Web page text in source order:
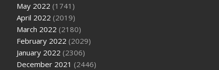
May 2022 (1741)
April 2022 (2019)
March 2022 (2180)
February 2022 (2029)
January 2022 (2306)
December 2021 (2446)